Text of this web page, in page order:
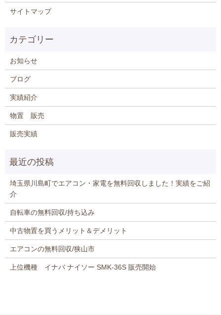
サイトマップ
お知らせ
ブログ
実績紹介
物置 販売
販売実績
埼玉県川島町でエアコン・家電を無料回収しました！実績をご紹
介
自転車の無料回収/持ち込み
中古物置を買うメリット＆デメリット
エアコンの無料回収/狭山市
上位機種 イナバ ナイソー SMK-36S 販売開始